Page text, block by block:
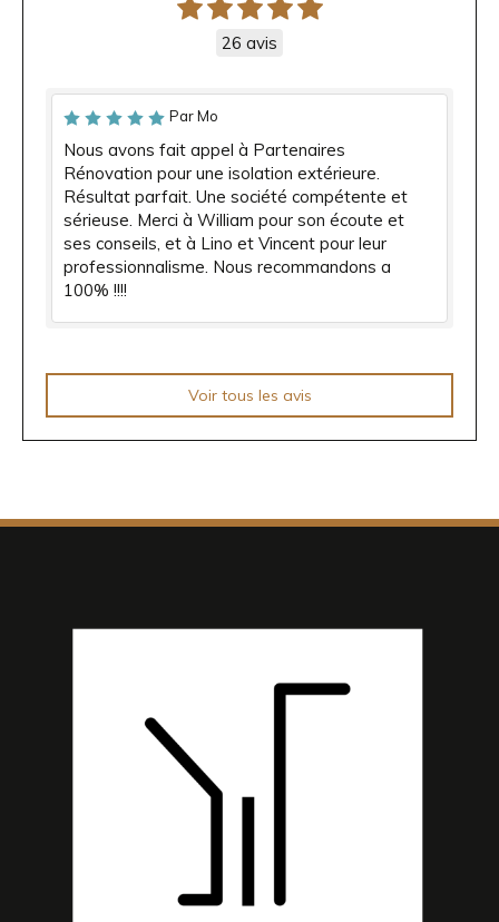
26 avis
Par Mo
Nous avons fait appel à Partenaires
Rénovation pour une isolation extérieure.
Résultat parfait. Une société compétente et
sérieuse. Merci à William pour son écoute et
ses conseils, et à Lino et Vincent pour leur
professionnalisme. Nous recommandons a
100% !!!!
Voir tous les avis